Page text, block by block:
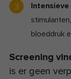
bloeddruk
Screening
is er geen